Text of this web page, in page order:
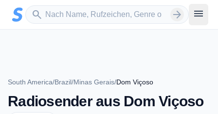
Zum Hauptinhalt springen
search
Sender suchen arrow_forward menu
South America/Brazil/Minas Gerais/Dom Viçoso
Radiosender aus Dom Viçoso